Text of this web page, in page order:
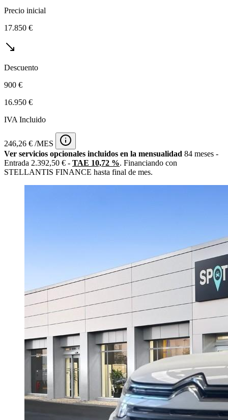
Precio inicial
17.850 €
Descuento
900 €
16.950 €
IVA Incluido
246,26 € /MES
Ver servicios opcionales incluidos en la mensualidad 84 meses -
Entrada 2.392,50 € - TAE 10,72 %. Financiando con
STELLANTIS FINANCE hasta final de mes.